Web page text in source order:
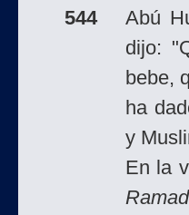
544
Abú
dijo:
bebe,
ha
y
En la